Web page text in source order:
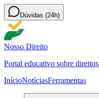
Dúvidas (24h)
Nosso Direito
Portal educativo sobre direitos
InícioNotíciasFerramentas